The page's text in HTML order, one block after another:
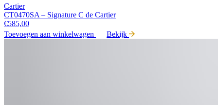
Cartier
CT0470SA – Signature C de Cartier
€585,00
Toevoegen aan winkelwagen
Bekijk